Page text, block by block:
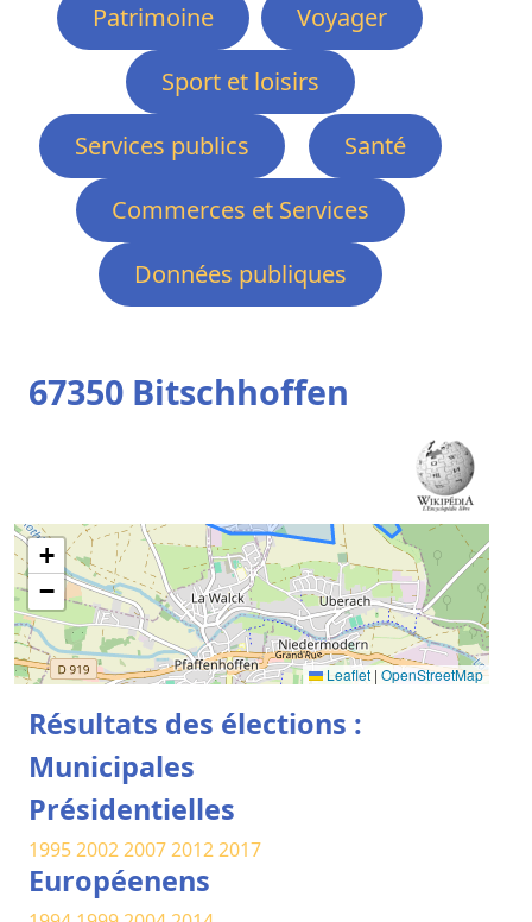
Patrimoine
Voyager
Sport et loisirs
Services publics
Santé
Commerces et Services
Données publiques
67350 Bitschhoffen
+
−
Leaflet | OpenStreetMap
Résultats des élections :
Municipales
Présidentielles
19952002200720122017
Européenens